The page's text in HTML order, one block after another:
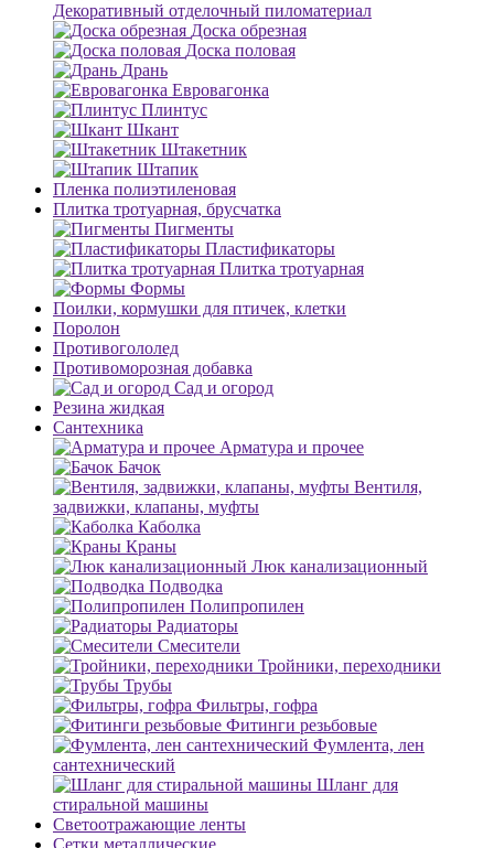
Декоративный отделочный пиломатериал
Доска обрезная
Доска половая
Дрань
Евровагонка
Плинтус
Шкант
Штакетник
Штапик
Пленка полиэтиленовая
Плитка тротуарная, брусчатка
Пигменты
Пластификаторы
Плитка тротуарная
Формы
Поилки, кормушки для птичек, клетки
Поролон
Противогололед
Противоморозная добавка
Сад и огород
Резина жидкая
Сантехника
Арматура и прочее
Бачок
Вентиля,
задвижки, клапаны, муфты
Каболка
Краны
Люк канализационный
Подводка
Полипропилен
Радиаторы
Смесители
Тройники, переходники
Трубы
Фильтры, гофра
Фитинги резьбовые
Фумлента, лен
сантехнический
Шланг для
стиральной машины
Светоотражающие ленты
Сетки металлические